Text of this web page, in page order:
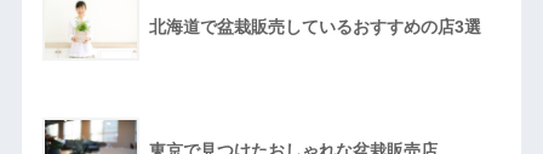
北海道で盆栽販売しているおすすめの店3選